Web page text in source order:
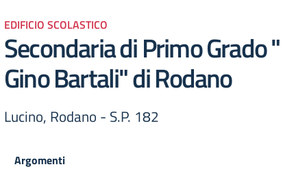
EDIFICIO SCOLASTICO
Secondaria di Primo Grado "
Gino Bartali" di Rodano
Lucino, Rodano - S.P. 182
Argomenti